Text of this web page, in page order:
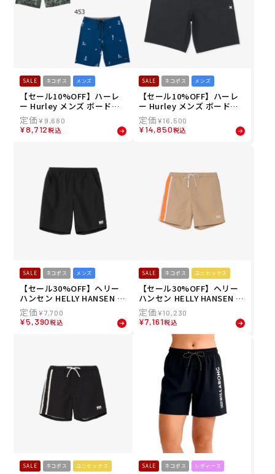
SALE ネコポス メンズ
【セール10%OFF】ハーレ
ー Hurley メンズ ボードシ
ョーツ トランクス PHANTO
M エコ ウィークエンダー 2
0" MBS08404 26SU
¥ 9,680
¥8,712税込
SALE ネコポス メンズ
【セール10%OFF】ハーレ
ー Hurley メンズ ボードシ
ョーツ トランクス PHANTO
M エコ フューズ 20" MBS0
7269 26SU
¥16,500
¥14,850税込
SALE ネコポス メンズ
【セール30%OFF】ヘリー
ハンセン HELLY HANSEN メ
ンズ ソリッドウォーターシ
ョーツウィズインナー ボー
ドショーツ トランクス HH7
¥7,700
¥5,390税込
SALE ネコポス ユニセックス
【セール30%OFF】ヘリー
ハンセン HELLY HANSEN ユ
ニセックス サイドラインウ
ォーターショーツ ショート
パンツ ハーフパンツ HE726
34-SS 26SS 春夏
¥10,230
¥7,161税込
SALE ネコポス ユニセックス SALE ネコポス レディース